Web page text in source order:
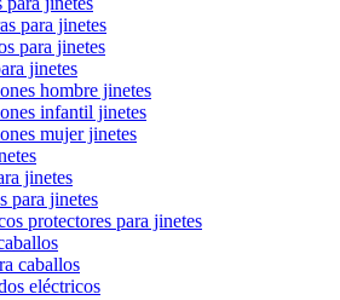
para jinetes
para jinetes
jinetes
hombre jinetes
infantil jinetes
mujer jinetes
jinetes
para jinetes
protectores para jinetes
caballos
eléctricos